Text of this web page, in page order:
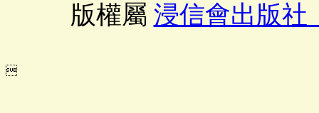
版權屬 浸信會出版社
